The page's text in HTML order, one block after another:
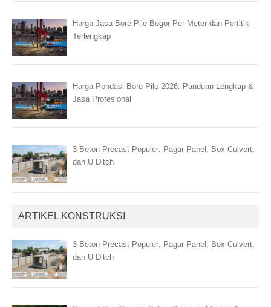
Harga Jasa Bore Pile Bogor Per Meter dan Pertitik
Terlengkap
Harga Pondasi Bore Pile 2026: Panduan Lengkap &
Jasa Profesional
3 Beton Precast Populer: Pagar Panel, Box Culvert,
dan U Ditch
ARTIKEL KONSTRUKSI
3 Beton Precast Populer: Pagar Panel, Box Culvert,
dan U Ditch